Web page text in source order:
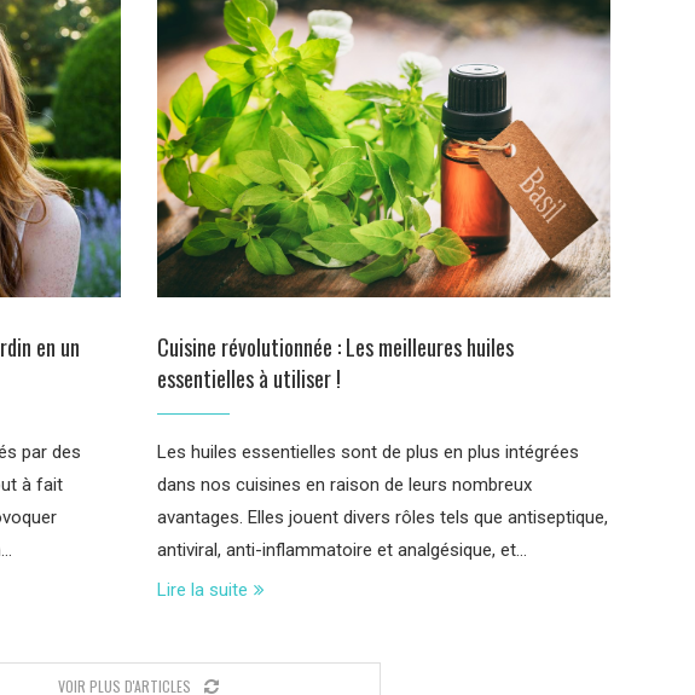
en un
par des
à fait
Cuisine révolutionnée : Les meilleures huiles
essentielles à utiliser !
Les huiles essentielles sont de plus en plus intégrées
dans nos cuisines en raison de leurs nombreux
avantages. Elles jouent divers rôles tels que antiseptique,
antiviral, anti-inflammatoire et analgésique, et…
Lire la suite
VOIR PLUS D'ARTICLES